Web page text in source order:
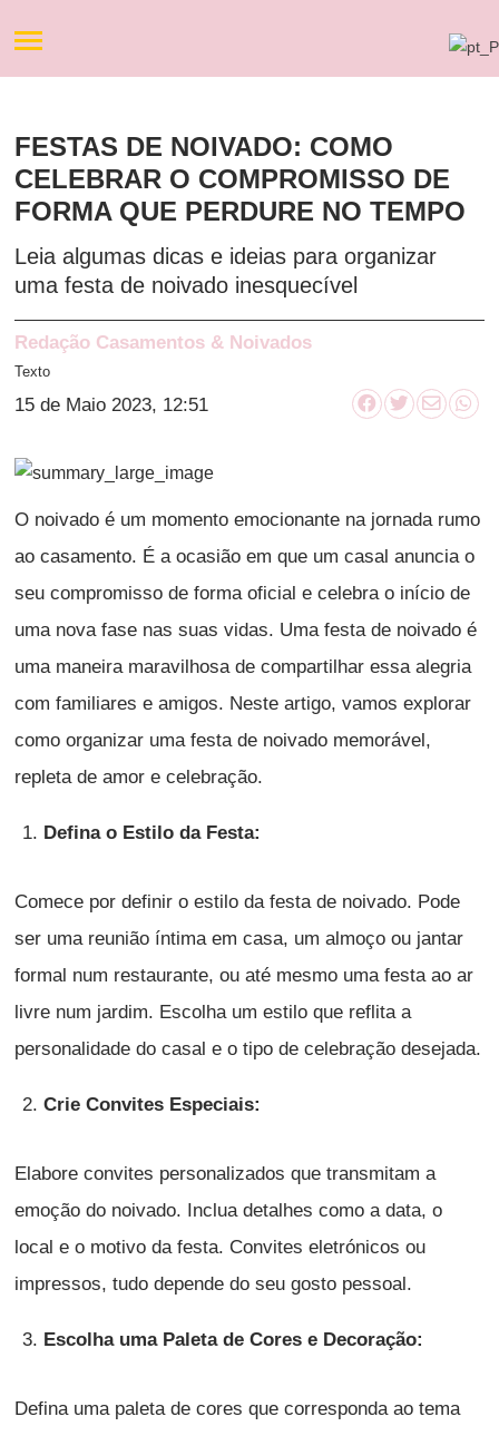
FESTAS DE NOIVADO: COMO
CELEBRAR O COMPROMISSO DE
FORMA QUE PERDURE NO TEMPO
Leia algumas dicas e ideias para organizar
uma festa de noivado inesquecível
Redação Casamentos & Noivados
Texto
15 de Maio 2023, 12:51
O noivado é um momento emocionante na jornada rumo
ao casamento. É a ocasião em que um casal anuncia o
seu compromisso de forma oficial e celebra o início de
uma nova fase nas suas vidas. Uma festa de noivado é
uma maneira maravilhosa de compartilhar essa alegria
com familiares e amigos. Neste artigo, vamos explorar
como organizar uma festa de noivado memorável,
repleta de amor e celebração.
Defina o Estilo da Festa:
Comece por definir o estilo da festa de noivado. Pode
ser uma reunião íntima em casa, um almoço ou jantar
formal num restaurante, ou até mesmo uma festa ao ar
livre num jardim. Escolha um estilo que reflita a
personalidade do casal e o tipo de celebração desejada.
Crie Convites Especiais:
Elabore convites personalizados que transmitam a
emoção do noivado. Inclua detalhes como a data, o
local e o motivo da festa. Convites eletrónicos ou
impressos, tudo depende do seu gosto pessoal.
Escolha uma Paleta de Cores e Decoração:
Defina uma paleta de cores que corresponda ao tema